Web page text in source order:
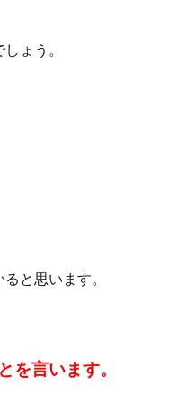
ょう。
と思います。
を言います。